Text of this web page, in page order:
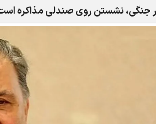
جنگی، نشستن روی صندلی مذاکره